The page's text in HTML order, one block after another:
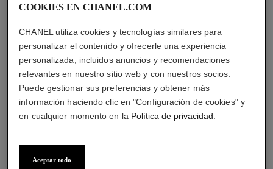
hydra beauty micro sérum
COOKIES EN CHANEL.COM
CHANEL utiliza cookies y tecnologías similares para
personalizar el contenido y ofrecerle una experiencia
personalizada, incluidos anuncios y recomendaciones
relevantes en nuestro sitio web y con nuestros socios.
Puede gestionar sus preferencias y obtener más
información haciendo clic en "Configuración de cookies" y
en cualquier momento en la Política de privacidad
Aceptar todo